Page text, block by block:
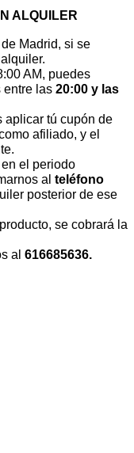
ALQUILER
Madrid, si se
AM, puedes
entre las 20:00 y las
aplicar tú cupón de
afiliado, y el
el periodo
al teléfono
posterior de ese
se cobrará la
al 616685636.